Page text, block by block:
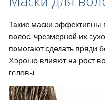
Такие маски эффективны
волос, чрезмерной их
помогают сделать пряди
Хорошо влияют на рост
головы.